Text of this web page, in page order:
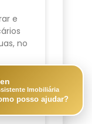
e
no
Imobiliária
posso ajudar?